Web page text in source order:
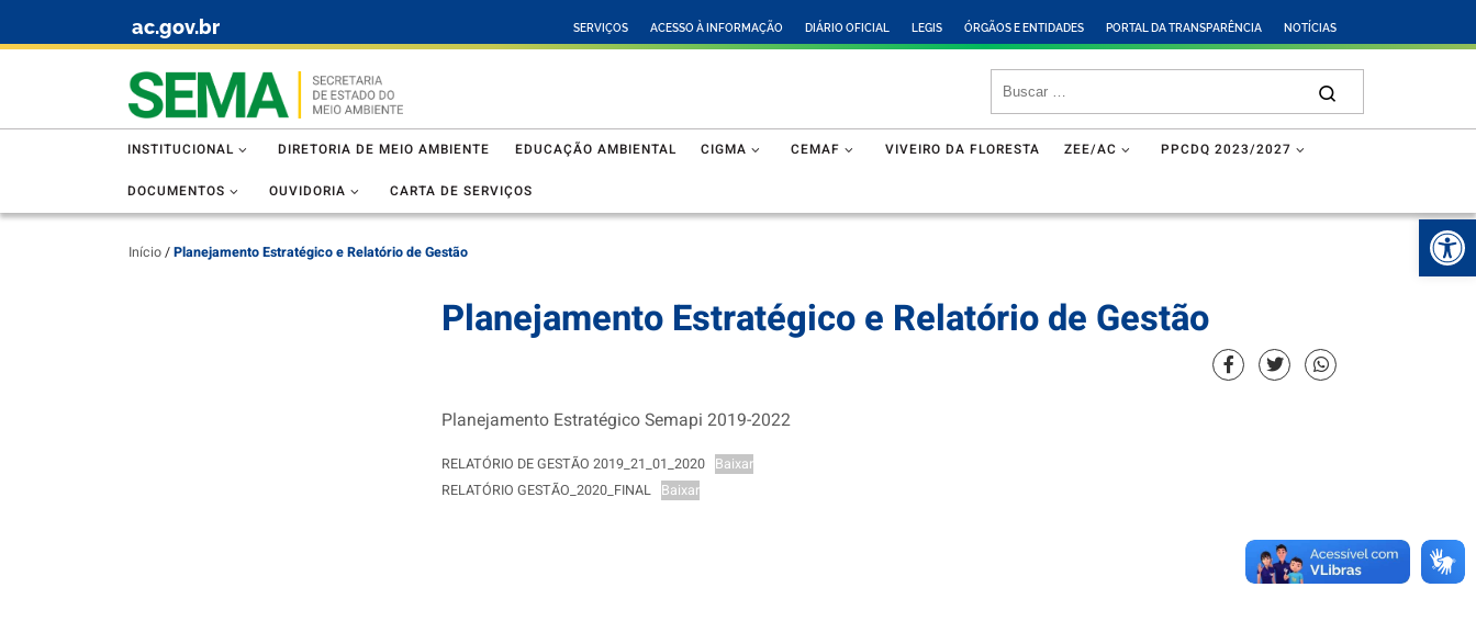
ac.gov.br SERVIÇOS ACESSO À INFORMAÇÃO DIÁRIO OFICIAL LEGIS ÓRGÃOS E ENTIDADES PORTAL DA TRANSPARÊNCIA NOTÍCIAS
INSTITUCIONAL DIRETORIA DE MEIO AMBIENTE EDUCAÇÃO AMBIENTAL CIGMA CEMAF VIVEIRO DA FLORESTA ZEE/AC PPCDQ 2023/2027
DOCUMENTOS OUVIDORIA CARTA DE SERVIÇOS
Início/Planejamento Estratégico e Relatório de Gestão
Planejamento Estratégico e Relatório de Gestão
Planejamento Estratégico Semapi 2019-2022
RELATÓRIO DE GESTÃO 2019_21_01_2020 Baixar
RELATÓRIO GESTÃO_2020_FINAL Baixar